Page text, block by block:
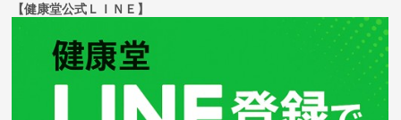
【健康堂公式ＬＩＮＥ】